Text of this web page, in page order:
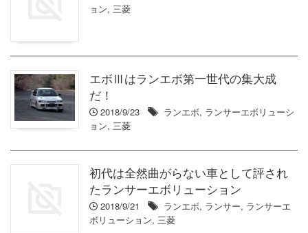
ョン, 三菱
エボⅢはランエボ第一世代の集大成
だ！
2018/9/23 ランエボ, ランサーエボリューシ
ョン, 三菱
初代は全然曲がらない車として評され
たランサーエボリューション
2018/9/21 ランエボ, ランサー, ランサーエ
ボリューション, 三菱